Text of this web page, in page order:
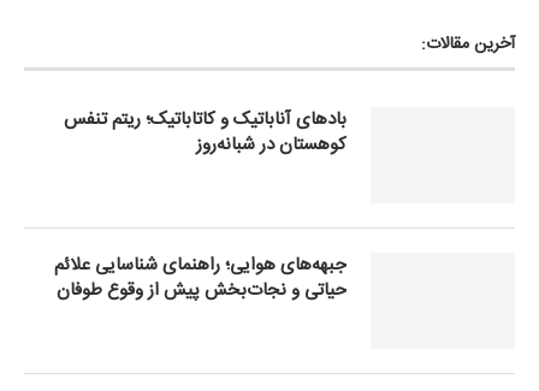
آخرین مقالات:
بادهای آناباتیک و کاتاباتیک؛ ریتم تنفس
کوهستان در شبانه‌روز
جبهه‌های هوایی؛ راهنمای شناسایی علائم
حیاتی و نجات‌بخش پیش از وقوع طوفان